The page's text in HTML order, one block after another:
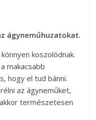
ágyneműhuzatokat.
koszolódnak.
makacsabb
hogy el tud bánni.
az ágyneműket,
természetesen